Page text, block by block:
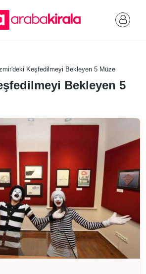
Keşfedilmeyi Bekleyen 5 Müze
Bekleyen 5